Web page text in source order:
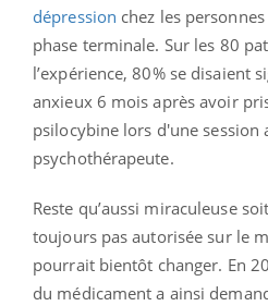
dépression chez les
phase terminale. Sur les 80
l’expérience, 80% se disaient
anxieux 6 mois après avoir
psilocybine lors d'une session
psychothérapeute.
Reste qu’aussi miraculeuse
toujours pas autorisée sur le
pourrait bientôt changer. En
du médicament a ainsi